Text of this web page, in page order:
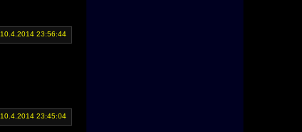
10.4.2014 23:56:44
10.4.2014 23:45:04